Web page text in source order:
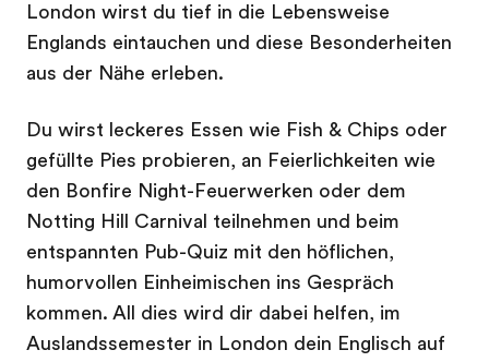
London wirst du tief in die Lebensweise
Englands eintauchen und diese Besonderheiten
aus der Nähe erleben.
Du wirst leckeres Essen wie Fish & Chips oder
gefüllte Pies probieren, an Feierlichkeiten wie
den Bonfire Night-Feuerwerken oder dem
Notting Hill Carnival teilnehmen und beim
entspannten Pub-Quiz mit den höflichen,
humorvollen Einheimischen ins Gespräch
kommen. All dies wird dir dabei helfen, im
Auslandssemester in London dein Englisch auf